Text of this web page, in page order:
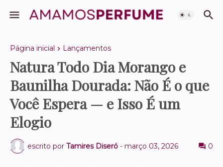
Página inicial Lançamentos
Natura Todo Dia Morango e
Baunilha Dourada: Não É o que
Você Espera — e Isso É um
Elogio
escrito por Tamires Diseró - março 03, 2026 0